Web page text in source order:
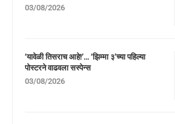
03/08/2026
‘यावेळी तिसराच आहे!’… ‘झिम्मा ३’च्या पहिल्या
पोस्टरने वाढवला सस्पेन्स
03/08/2026